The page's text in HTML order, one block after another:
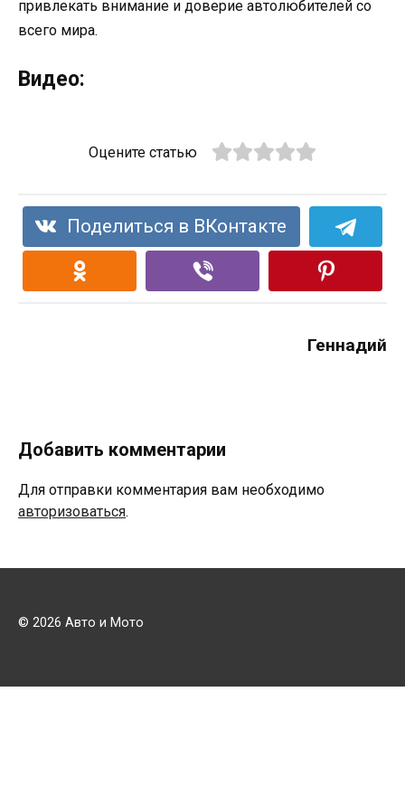
привлекать внимание и доверие автолюбителей со
всего мира.
Видео:
Оцените статью
Поделиться в ВКонтакте
Геннадий
Добавить комментарии
Для отправки комментария вам необходимо
авторизоваться.
© 2026 Авто и Мото